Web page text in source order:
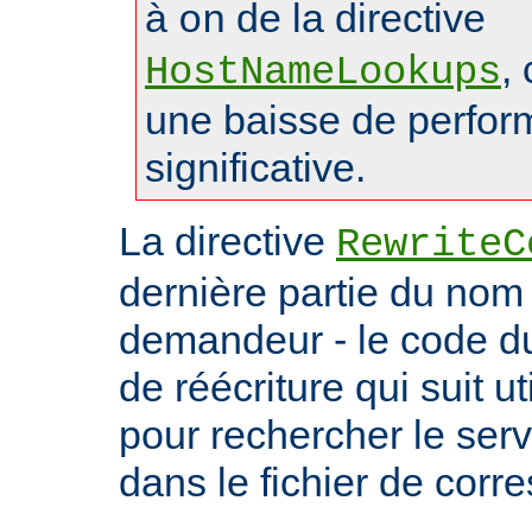
à on de la directive
HostNameLookups,
une baisse de
significative.
La directive
dernière partie du
demandeur - le code
de réécriture qui suit
pour rechercher le
dans le fichier de